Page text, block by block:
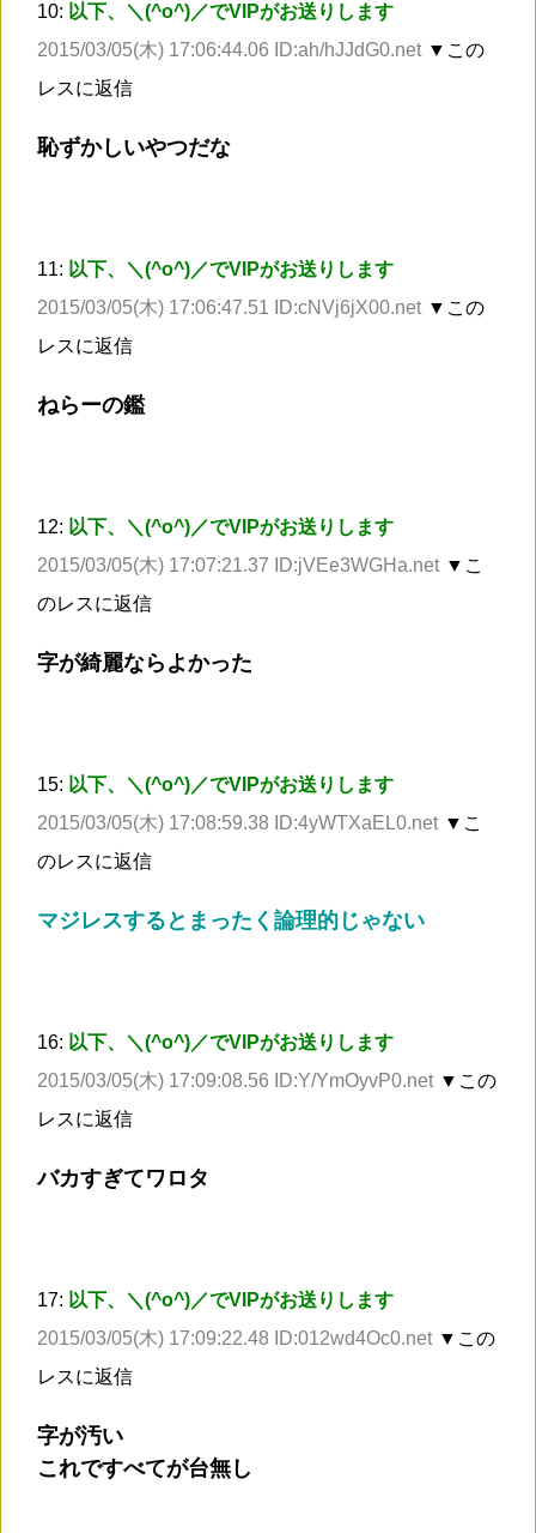
10: 以下、＼(^o^)／でVIPがお送りします
2015/03/05(木) 17:06:44.06 ID:ah/hJJdG0.net ▼この
レスに返信
恥ずかしいやつだな
11: 以下、＼(^o^)／でVIPがお送りします
2015/03/05(木) 17:06:47.51 ID:cNVj6jX00.net ▼この
レスに返信
ねらーの鑑
12: 以下、＼(^o^)／でVIPがお送りします
2015/03/05(木) 17:07:21.37 ID:jVEe3WGHa.net ▼こ
のレスに返信
字が綺麗ならよかった
15: 以下、＼(^o^)／でVIPがお送りします
2015/03/05(木) 17:08:59.38 ID:4yWTXaEL0.net ▼こ
のレスに返信
マジレスするとまったく論理的じゃない
16: 以下、＼(^o^)／でVIPがお送りします
2015/03/05(木) 17:09:08.56 ID:Y/YmOyvP0.net ▼この
レスに返信
バカすぎてワロタ
17: 以下、＼(^o^)／でVIPがお送りします
2015/03/05(木) 17:09:22.48 ID:012wd4Oc0.net ▼この
レスに返信
字が汚い
これですべてが台無し